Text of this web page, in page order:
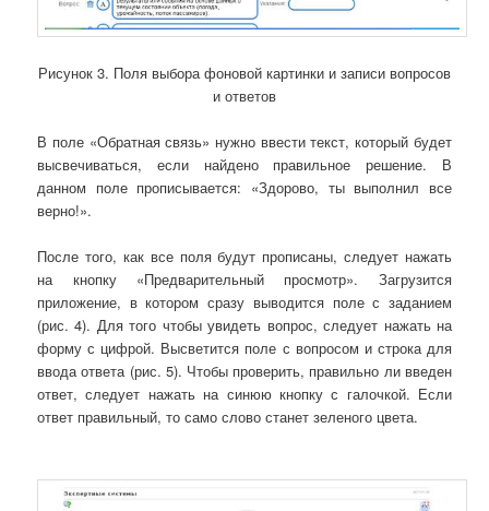
Рисунок 3. Поля выбора фоновой картинки и записи вопросов
и ответов
В поле «Обратная связь» нужно ввести текст, который будет
высвечиваться, если найдено правильное решение. В
данном поле прописывается: «Здорово, ты выполнил все
верно!».
После того, как все поля будут прописаны, следует нажать
на кнопку «Предварительный просмотр». Загрузится
приложение, в котором сразу выводится поле с заданием
(рис. 4). Для того чтобы увидеть вопрос, следует нажать на
форму с цифрой. Высветится поле с вопросом и строка для
ввода ответа (рис. 5). Чтобы проверить, правильно ли введен
ответ, следует нажать на синюю кнопку с галочкой. Если
ответ правильный, то само слово станет зеленого цвета.